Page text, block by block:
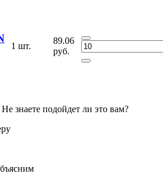
1 шт.
89.06
руб.
знаете подойдет ли это вам?